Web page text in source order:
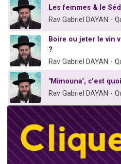
Les femmes & le
Rav Gabriel DAYAN -
Boire ou jeter le vin
?
Rav Gabriel DAYAN -
"Mimouna", c'est
Rav Gabriel DAYAN -